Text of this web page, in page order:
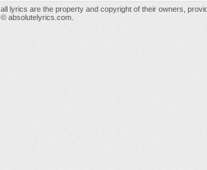
all lyrics are the property and copyright of their owners,
© absolutelyrics.com.